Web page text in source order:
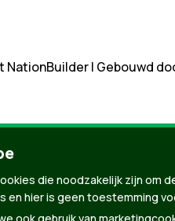
NationBuilder| Gebouwd
die noodzakelijk zijn om
hier is geen toestemming